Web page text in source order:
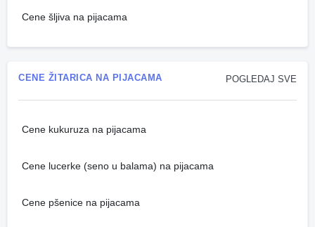
Cene šljiva na pijacama
POGLEDAJ SVE
CENE ŽITARICA NA PIJACAMA
Cene kukuruza na pijacama
Cene lucerke (seno u balama) na pijacama
Cene pšenice na pijacama